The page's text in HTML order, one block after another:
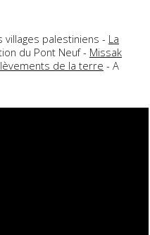
palestiniens - La
du Pont Neuf - Missak
de la terre - A